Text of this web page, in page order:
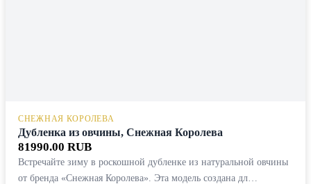
СНЕЖНАЯ КОРОЛЕВА
Дубленка из овчины, Снежная Королева
81990.00 RUB
Встречайте зиму в роскошной дубленке из натуральной овчины
от бренда «Снежная Королева». Эта модель создана дл…